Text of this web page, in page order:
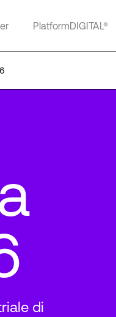
PlatformDIGITAL®
di